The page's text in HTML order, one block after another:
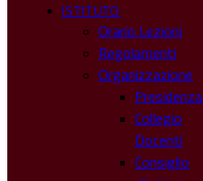
ISTITUTO
Orario Lezioni
Regolamenti
Organizzazione
Presidenza
Collegio
Docenti
Consiglio